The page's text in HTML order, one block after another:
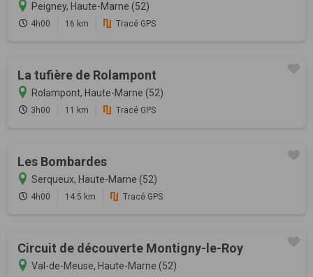
Peigney, Haute-Marne (52)
4h00 16 km Tracé GPS
La tufière de Rolampont
Rolampont, Haute-Marne (52)
3h00 11 km Tracé GPS
Les Bombardes
Serqueux, Haute-Marne (52)
4h00 14.5 km Tracé GPS
Circuit de découverte Montigny-le-Roy
Val-de-Meuse, Haute-Marne (52)